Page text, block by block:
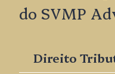
do SVMP